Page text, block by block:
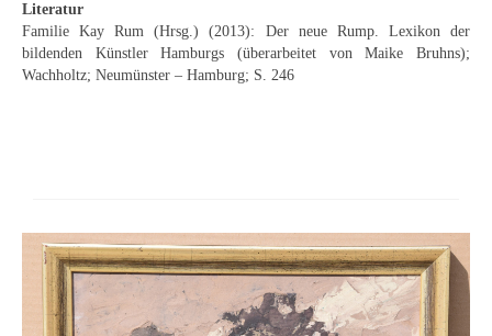
Themenflyer
Themenflyer: Trügerische Idyllen
Themenflyer: Richild Holt
Themenflyer: Ernst Geitlinger
Literatur
Familie Kay Rum (Hrsg.) (2013): Der neue Rump. Lexikon der
bildenden Künstler Hamburgs (überarbeitet von Maike Bruhns);
Wachholtz; Neumünster – Hamburg; S. 246